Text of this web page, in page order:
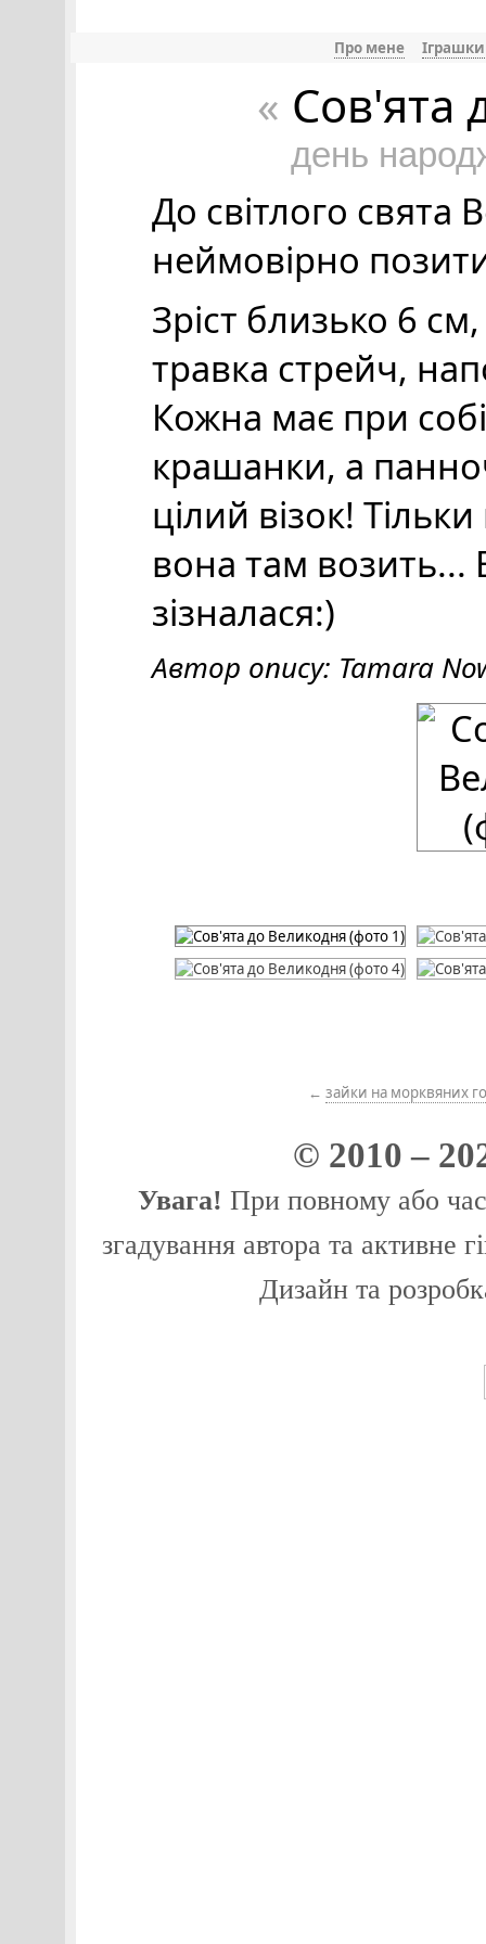
Про мене Іграшки
« Сов'ята
день
До світлого свята
неймовірно
Зріст близько 6
травка стрейч,
Кожна має при
крашанки, а
цілий візок!
вона там возить...
зізналася:)
Автор опису: Tamara
← зайки на морквяних
© 2010 –
Увага! При повному або
згадування автора та активне
Дизайн та